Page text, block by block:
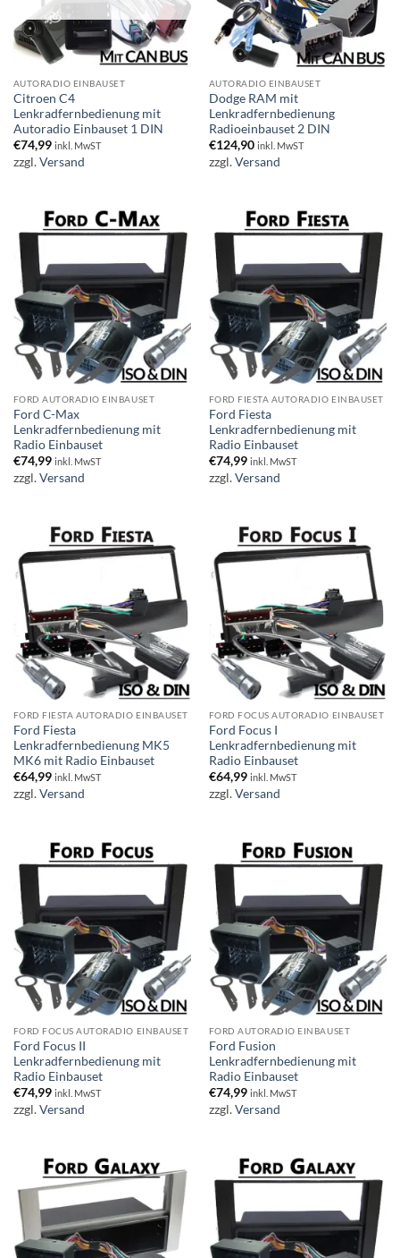
AUTORADIO EINBAUSET
Citroen C4
Lenkradfernbedienung mit
Autoradio Einbauset 1 DIN
€74,99 inkl. MwST
zzgl.Versand
AUTORADIO EINBAUSET
Dodge RAM mit
Lenkradfernbedienung
Radioeinbauset 2 DIN
€124,90 inkl. MwST
zzgl.Versand
FORD AUTORADIO EINBAUSET
Ford C-Max
Lenkradfernbedienung mit
Radio Einbauset
€74,99 inkl. MwST
zzgl.Versand
FORD FIESTA AUTORADIO EINBAUSET
Ford Fiesta
Lenkradfernbedienung mit
Radio Einbauset
€74,99 inkl. MwST
zzgl.Versand
FORD FIESTA AUTORADIO EINBAUSET
Ford Fiesta
Lenkradfernbedienung MK5
MK6 mit Radio Einbauset
€64,99 inkl. MwST
zzgl.Versand
FORD FOCUS AUTORADIO EINBAUSET
Ford Focus I
Lenkradfernbedienung mit
Radio Einbauset
€64,99 inkl. MwST
zzgl.Versand
FORD FOCUS AUTORADIO EINBAUSET
Ford Focus II
Lenkradfernbedienung mit
Radio Einbauset
€74,99 inkl. MwST
zzgl.Versand
FORD AUTORADIO EINBAUSET
Ford Fusion
Lenkradfernbedienung mit
Radio Einbauset
€74,99 inkl. MwST
zzgl.Versand